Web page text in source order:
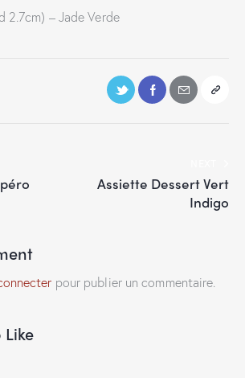
2.7cm) – Jade Verde
Assiette Dessert Vert
Indigo
pour publier un commentaire.